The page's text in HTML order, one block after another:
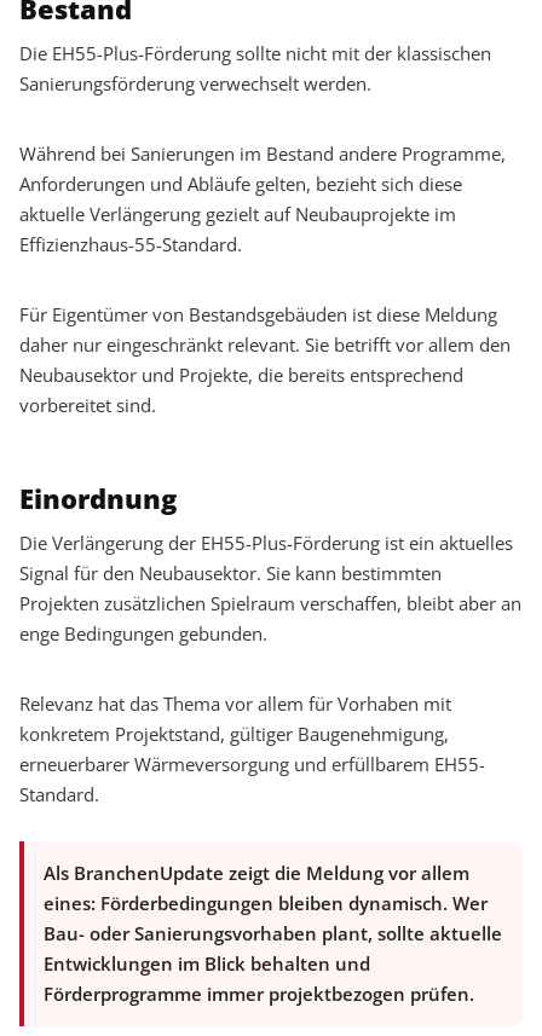
Bestand
Die EH55-Plus-Förderung sollte nicht mit der klassischen
Sanierungsförderung verwechselt werden.
Während bei Sanierungen im Bestand andere Programme,
Anforderungen und Abläufe gelten, bezieht sich diese
aktuelle Verlängerung gezielt auf Neubauprojekte im
Effizienzhaus-55-Standard.
Für Eigentümer von Bestandsgebäuden ist diese Meldung
daher nur eingeschränkt relevant. Sie betrifft vor allem den
Neubausektor und Projekte, die bereits entsprechend
vorbereitet sind.
Einordnung
Die Verlängerung der EH55-Plus-Förderung ist ein aktuelles
Signal für den Neubausektor. Sie kann bestimmten
Projekten zusätzlichen Spielraum verschaffen, bleibt aber an
enge Bedingungen gebunden.
Relevanz hat das Thema vor allem für Vorhaben mit
konkretem Projektstand, gültiger Baugenehmigung,
erneuerbarer Wärmeversorgung und erfüllbarem EH55-
Standard.
Als BranchenUpdate zeigt die Meldung vor allem
eines: Förderbedingungen bleiben dynamisch. Wer
Bau- oder Sanierungsvorhaben plant, sollte aktuelle
Entwicklungen im Blick behalten und
Förderprogramme immer projektbezogen prüfen.